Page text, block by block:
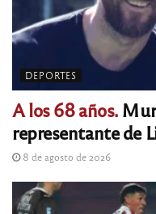
DEPORTES
A los 68 años.
representante de
8 de agosto de 2026